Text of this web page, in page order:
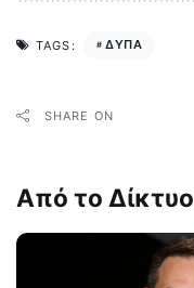
TAGS: ΔΥΠΑ
SHARE ON
Από το Δίκτυο